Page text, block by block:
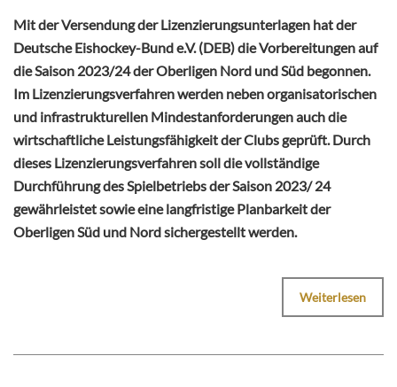
Mit der Versendung der Lizenzierungsunterlagen hat der
Deutsche Eishockey-Bund e.V. (DEB) die Vorbereitungen auf
die Saison 2023/24 der Oberligen Nord und Süd begonnen.
Im Lizenzierungsverfahren werden neben organisatorischen
und infrastrukturellen Mindestanforderungen auch die
wirtschaftliche Leistungsfähigkeit der Clubs geprüft. Durch
dieses Lizenzierungsverfahren soll die vollständige
Durchführung des Spielbetriebs der Saison 2023/ 24
gewährleistet sowie eine langfristige Planbarkeit der
Oberligen Süd und Nord sichergestellt werden.
Weiterlesen